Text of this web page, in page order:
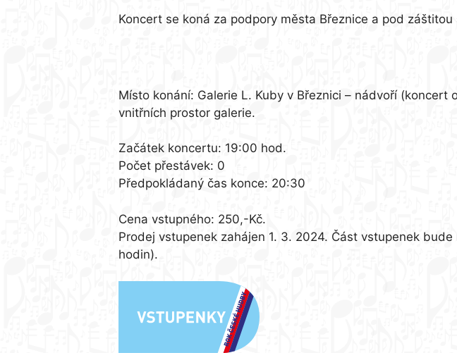
Koncert se koná za podpory města Březnice a pod
Místo konání: Galerie L. Kuby v Březnici – nádvoří
vnitřních prostor galerie.
Začátek koncertu: 19:00 hod.
Počet přestávek: 0
Předpokládaný čas konce: 20:30
Cena vstupného: 250,-Kč.
Prodej vstupenek zahájen 1. 3. 2024. Část vstupenek
hodin).